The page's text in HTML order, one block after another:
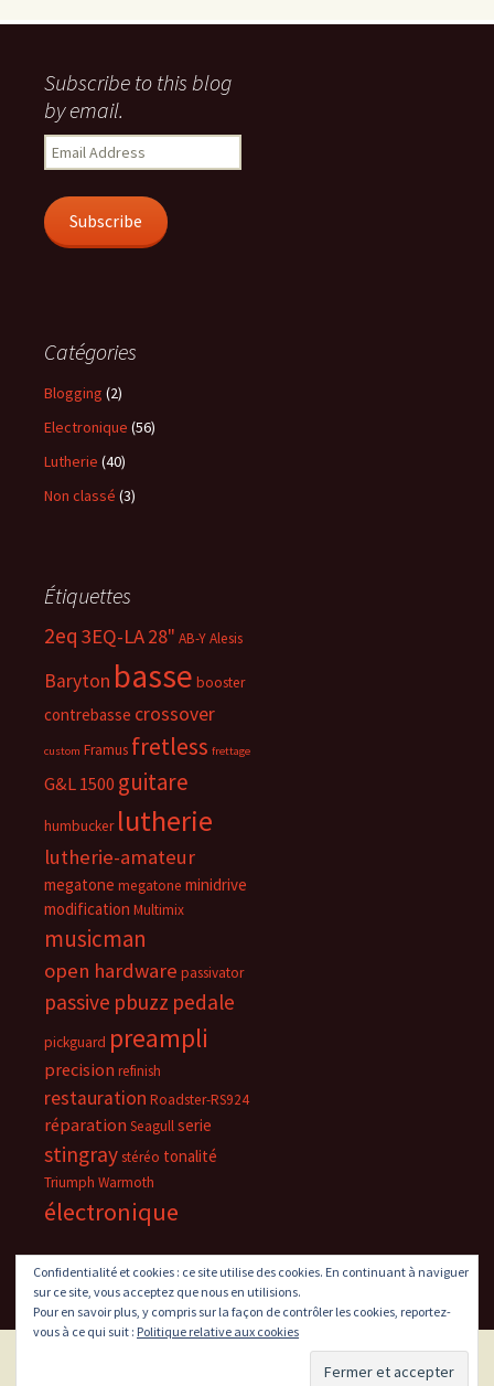
Subscribe to this blog
by email.
Email
Address
Subscribe
Catégories
Blogging (2)
Electronique (56)
Lutherie (40)
Non classé (3)
Étiquettes
2eq 3EQ-LA28" AB-YAlesis
Baryton basse booster
contrebasse crossover
custom Framus fretless frettage
G&L 1500 guitare
humbucker lutherie
lutherie-amateur
megatone megatone minidrive
modification Multimix
musicman
open hardware passivator
passive pbuzz pedale
pickguard preampli
precision refinish
restauration Roadster-RS924
réparation Seagullserie
stingraystéréo tonalité
Triumph Warmoth
électronique
Confidentialité et cookies : ce site utilise des cookies. En continuant à naviguer
sur ce site, vous acceptez que nous en utilisions.
Pour en savoir plus, y compris sur la façon de contrôler les cookies, reportez-
vous à ce qui suit : Politique relative aux cookies